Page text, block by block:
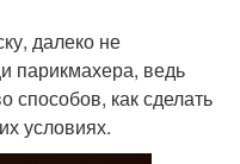
далеко не
парикмахера, ведь
способов, как сделать
условиях.